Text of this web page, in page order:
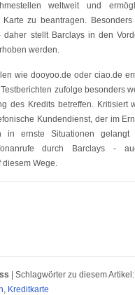
weltweit und
Karte zu beantragen.
daher stellt Barclays in den
werden.
wie dooyoo.de oder ciao.de
zufolge besonders
des Kredits betreffen.
Kundendienst, der im
in ernste Situationen
durch Barclays -
diesem Wege.
Schlagwörter zu diesem Artikel:
, Kreditkarte